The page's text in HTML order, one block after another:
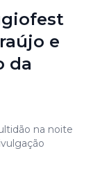
e
da
na noite